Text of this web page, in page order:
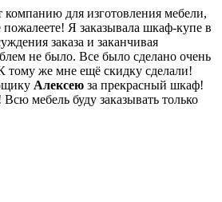
для изготовления мебели,
Я заказывала шкаф-купе в
заказа и заканчивая
не было. Все было сделано очень
тому же мне ещё скидку сделали!
Алексею за прекрасный шкаф!
мебель буду заказывать только